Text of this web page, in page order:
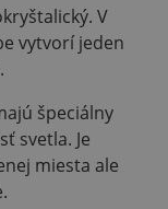
V
vytvorí jeden
špeciálny
svetla. Je
miesta ale